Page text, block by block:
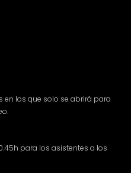
en los que solo se abrirá para
para los asistentes a los